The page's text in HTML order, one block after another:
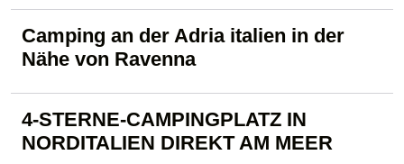
Camping an der Adria italien in der
Nähe von Ravenna
4-STERNE-CAMPINGPLATZ IN
NORDITALIEN DIREKT AM MEER